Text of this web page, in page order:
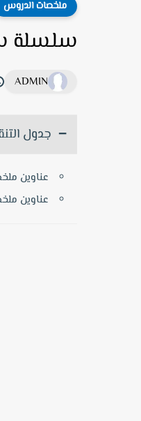
ملخصات الدروس
سلسلة
ADMIN
جدول
عناوين
عناوين